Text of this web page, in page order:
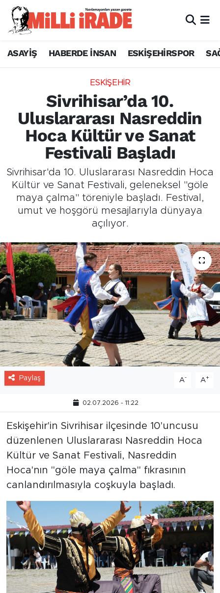
ASAYİŞ HABERDE İNSAN ESKİŞEHİRSPOR
ESKİŞEHİR
Sivrihisar’da 10.
Uluslararası Nasreddin
Hoca Kültür ve Sanat
Festivali Başladı
Sivrihisar'da 10. Uluslararası Nasreddin Hoca
Kültür ve Sanat Festivali, geleneksel "göle
maya çalma" töreniyle başladı. Festival,
umut ve hoşgörü mesajlarıyla dünyaya
açılıyor.
Paylaş A- A+
02.07.2026 - 11:22
Eskişehir'in Sivrihisar ilçesinde 10'uncusu
düzenlenen Uluslararası Nasreddin Hoca
Kültür ve Sanat Festivali, Nasreddin
Hoca'nın "göle maya çalma" fıkrasının
canlandırılmasıyla coşkuyla başladı.